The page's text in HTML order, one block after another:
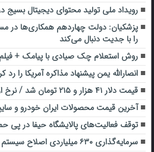
رویداد ملی تولید محتوای دیجیتال بسیج
پزشکیان: دولت چهاردهم همکاری‌ها در
را با جدیت دنبال می‌کند
روش استعلام چک صیادی با پیامک + فیلم
انصارالله یمن پیشنهاد مذاکره آمریکا را رد
قیمت دلار ۴۱ هزار و ۲۱۵ تومان شد / نرخ ارز امروز ۱۲ مهر ۱۴۰۲
آخرین قیمت محصولات ایران خودرو و سایپا +
توقف فعالیت‌های پالایشگاه حیفا در پی
سرمایه‌گذاری ۶۳۰ میلیاردی اصلاح سیستم روشنایی معابر مشهد